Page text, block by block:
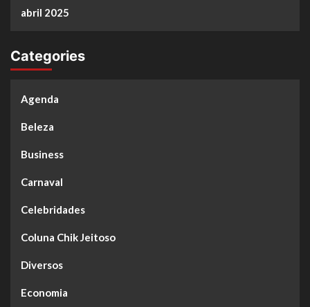
abril 2025
Categories
Agenda
Beleza
Business
Carnaval
Celebridades
Coluna Chik Jeitoso
Diversos
Economia